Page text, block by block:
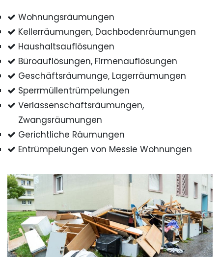
Wohnungsräumungen
Kellerräumungen, Dachbodenräumungen
Haushaltsauflösungen
Büroauflösungen, Firmenauflösungen
Geschäftsräumunge, Lagerräumungen
Sperrmüllentrümpelungen
Verlassenschaftsräumungen,
Zwangsräumungen
Gerichtliche Räumungen
Entrümpelungen von Messie Wohnungen